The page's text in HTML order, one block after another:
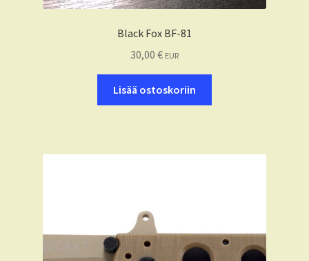
Black Fox BF-81
30,00 € EUR
Lisää ostoskoriin